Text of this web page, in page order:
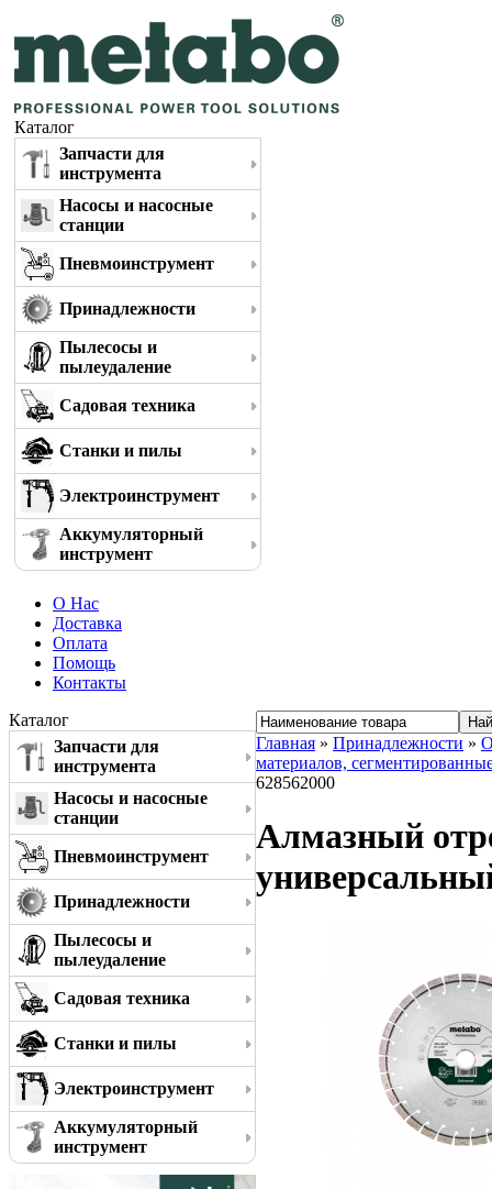
Каталог
Запчасти для
инструмента
Насосы и насосные
станции
Пневмоинструмент
Принадлежности
Пылесосы и
пылеудаление
Садовая техника
Станки и пилы
Электроинструмент
Аккумуляторный
инструмент
О Нас
Доставка
Оплата
Помощь
Контакты
Каталог
Запчасти для
инструмента
Насосы и насосные
станции
Пневмоинструмент
Принадлежности
Пылесосы и
пылеудаление
Садовая техника
Станки и пилы
Электроинструмент
Аккумуляторный
инструмент
Главная » Принадлежности »
материалов,
628562000
Алмазный